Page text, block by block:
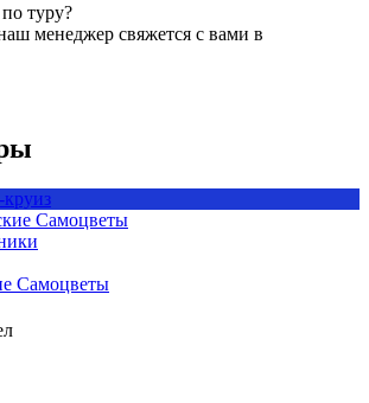
туру?
менеджер свяжется с вами в
Самоцветы